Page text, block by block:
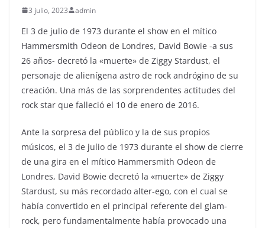
3 julio, 2023 admin
El 3 de julio de 1973 durante el show en el mítico
Hammersmith Odeon de Londres, David Bowie -a sus
26 años- decretó la «muerte» de Ziggy Stardust, el
personaje de alienígena astro de rock andrógino de su
creación. Una más de las sorprendentes actitudes del
rock star que falleció el 10 de enero de 2016.
Ante la sorpresa del público y la de sus propios
músicos, el 3 de julio de 1973 durante el show de cierre
de una gira en el mítico Hammersmith Odeon de
Londres, David Bowie decretó la «muerte» de Ziggy
Stardust, su más recordado alter-ego, con el cual se
había convertido en el principal referente del glam-
rock, pero fundamentalmente había provocado una